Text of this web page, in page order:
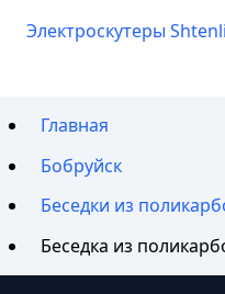
Электроскутеры
Главная
Бобруйск
Беседки из
Беседка из